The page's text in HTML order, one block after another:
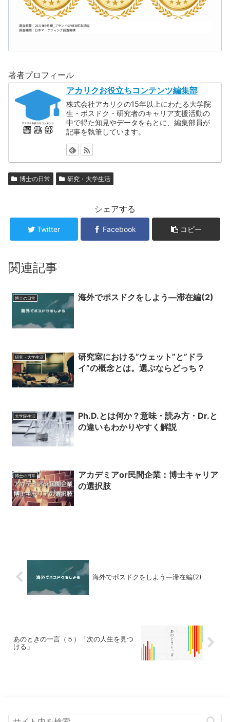
著者プロフィール
アカリクお役立ちコンテンツ編集部
株式会社アカリクの15年以上にわたる大学院
生・ポスドク・研究者のキャリア支援活動の
中で得た知見やデータをもとに、編集部員が
記事を執筆しています。
博士の日常 研究・大学生活
シェアする
Twitter Facebook コピー
関連記事
博士の日常 海外でポスドクをしよう―滞在編(2)
研究・大学生活
研究室における”ウェット”と”ドラ
イ”の概念とは。選ぶならどっち？
大学院生活
Ph.D.とは何か？意味・読み方・Dr.と
の違いもわかりやすく解説
博士の日常
アカデミアor民間企業：博士キャリア
の選択肢
海外でポスドクをしよう―滞在編(2)
あのときの一言（５）「次の人生を見つ
ける」